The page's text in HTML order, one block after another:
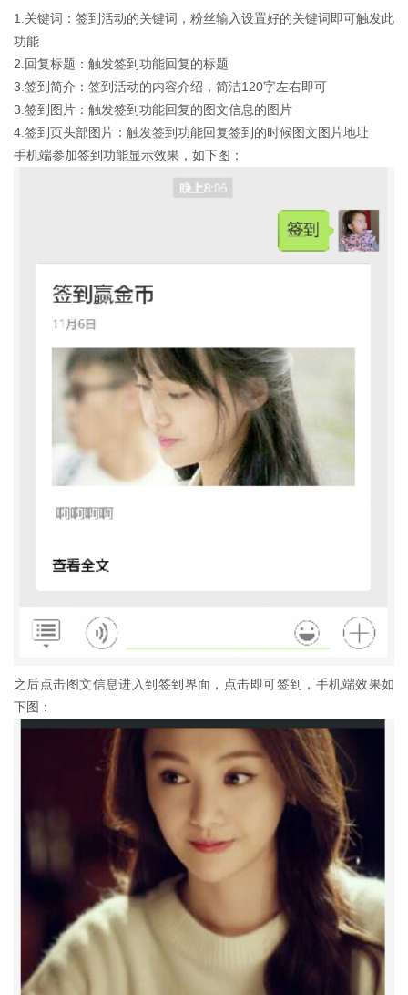
1.关键词：签到活动的关键词，粉丝输入设置好的关键词即可触发此
功能
2.回复标题：触发签到功能回复的标题
3.签到简介：签到活动的内容介绍，简洁120字左右即可
3.签到图片：触发签到功能回复的图文信息的图片
4.签到页头部图片：触发签到功能回复签到的时候图文图片地址
手机端参加签到功能显示效果，如下图：
之后点击图文信息进入到签到界面，点击即可签到，手机端效果如
下图：